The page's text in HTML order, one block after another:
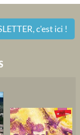
c'est ici !